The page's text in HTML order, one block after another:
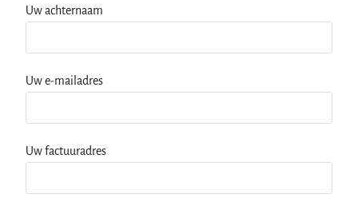
Uw achternaam
Uw e-mailadres
Uw factuuradres